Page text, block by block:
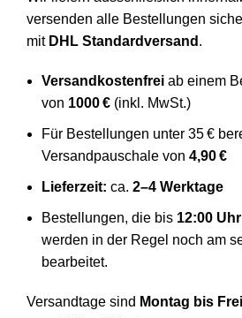
versenden alle Bestellungen
mit DHL Standardversand .
Versandkostenfrei ab einem
von 1000 € (inkl. MwSt.)
Für Bestellungen unter 35 €
Versandpauschale von 4,90 €
Lieferzeit: ca. 2–4 Werktage
Bestellungen, die bis 12:00
werden in der Regel noch am
bearbeitet.
Versandtage sind Montag bis